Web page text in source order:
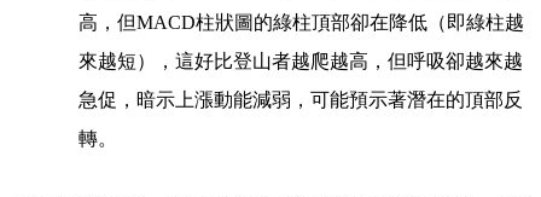
高，但MACD柱狀圖的綠柱頂部卻在降低（即綠柱越
來越短），這好比登山者越爬越高，但呼吸卻越來越
急促，暗示上漲動能減弱，可能預示著潛在的頂部反
轉。